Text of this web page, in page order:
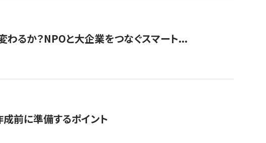
るか？NPOと大企業をつなぐスマート...
前に準備するポイント